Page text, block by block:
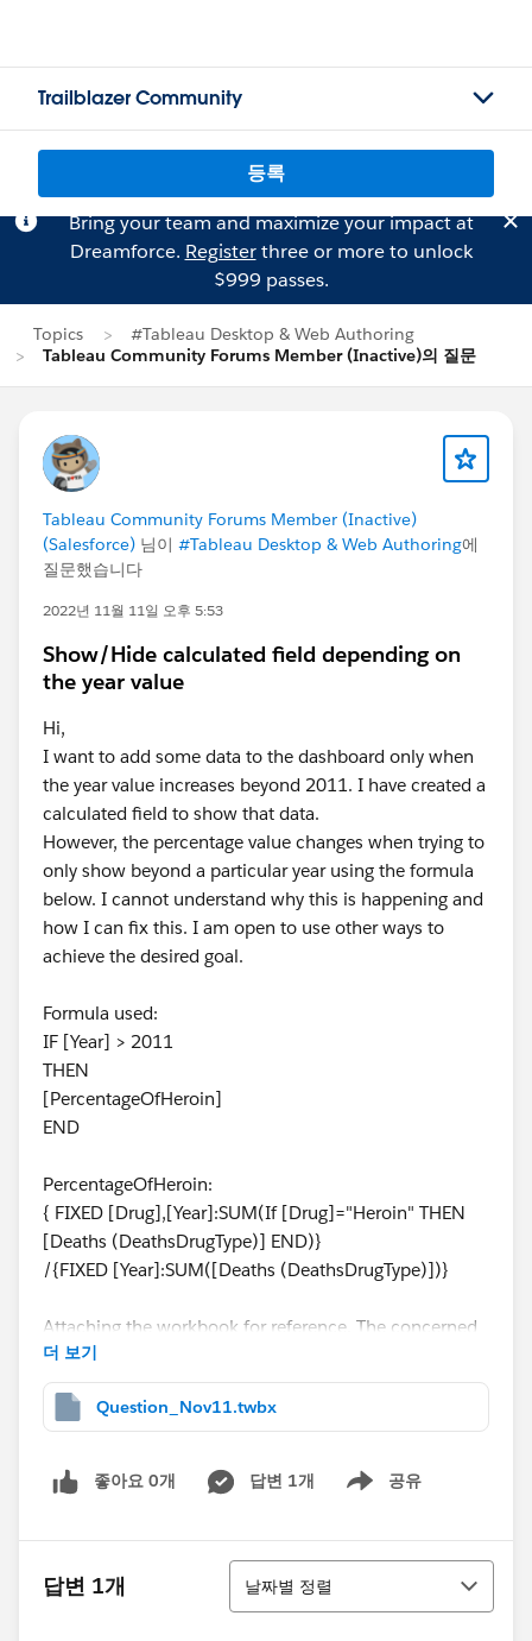
Trailblazer Community
등록
Bring your team and maximize your impact at
Dreamforce. Registerthree or more to unlock
$999 passes.
Topics
#Tableau Desktop & Web Authoring
Tableau Community Forums Member (Inactive)의 질문
Tableau Community Forums Member (Inactive)
(Salesforce) 님이 #Tableau Desktop & Web Authoring에
질문했습니다
2022년 11월 11일 오후 5:53
Show/Hide calculated field depending on
the year value
Hi,
I want to add some data to the dashboard only when
the year value increases beyond 2011. I have created a
calculated field to show that data.
However, the percentage value changes when trying to
only show beyond a particular year using the formula
below. I cannot understand why this is happening and
how I can fix this. I am open to use other ways to
achieve the desired goal.
Formula used:
IF [Year] > 2011
THEN
[PercentageOfHeroin]
END
PercentageOfHeroin:
{ FIXED [Drug],[Year]:SUM(If [Drug]="Heroin" THEN
[Deaths (DeathsDrugType)] END)}
/{FIXED [Year]:SUM([Deaths (DeathsDrugType)])}
Attaching the workbook for reference. The concerned
sheet is "Question"
Thanks In advance for your time and help.
더 보기
Question_Nov11.twbx
좋아요 0개 답변 1개 공유
Show menu
답변 1개
정렬
날짜별 정렬